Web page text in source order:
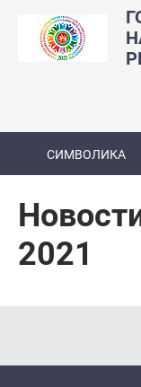
СИМВОЛИКА
2021